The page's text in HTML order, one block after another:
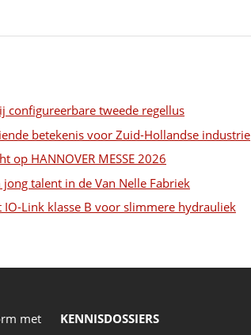
configureerbare tweede regellus
betekenis voor Zuid-Hollandse industrie
HANNOVER MESSE 2026
talent in de Van Nelle Fabriek
Link klasse B voor slimmere hydrauliek
met
KENNISDOSSIERS